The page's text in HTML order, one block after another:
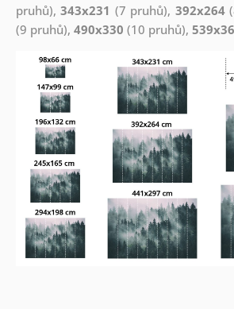
pruhů),343x231 (7 pruhů), 392x264
(9 pruhů), 490x330 (10 pruhů),